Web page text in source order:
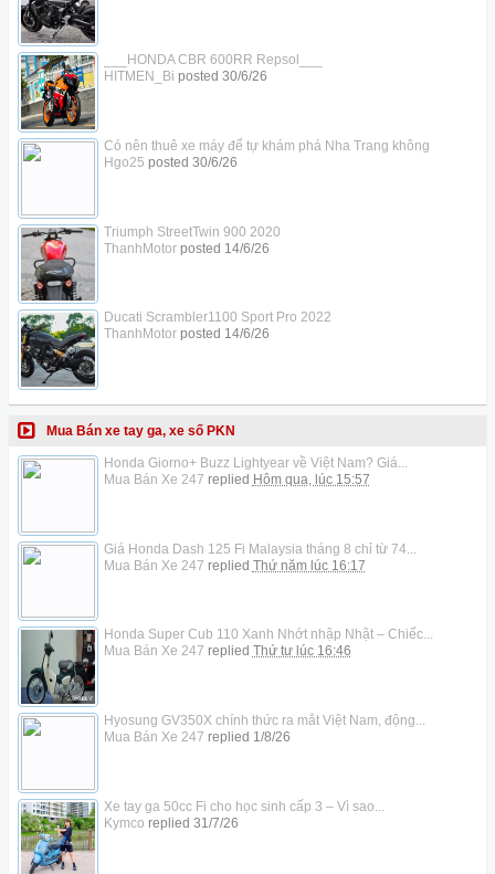
___HONDA CBR 600RR Repsol___
HITMEN_Bi posted 30/6/26
Có nên thuê xe máy để tự khám phá Nha Trang không
Hgo25 posted 30/6/26
Triumph StreetTwin 900 2020
ThanhMotorposted 14/6/26
Ducati Scrambler1100 Sport Pro 2022
ThanhMotorposted 14/6/26
Mua Bán xe tay ga, xe số PKN
Honda Giorno+ Buzz Lightyear về Việt Nam? Giá...
Mua Bán Xe 247 replied Hôm qua, lúc 15:57
Giá Honda Dash 125 Fi Malaysia tháng 8 chỉ từ 74...
Mua Bán Xe 247 replied Thứ năm lúc 16:17
Honda Super Cub 110 Xanh Nhớt nhập Nhật – Chiếc...
Mua Bán Xe 247 replied Thứ tư lúc 16:46
Hyosung GV350X chính thức ra mắt Việt Nam, động...
Mua Bán Xe 247 replied 1/8/26
Xe tay ga 50cc Fi cho học sinh cấp 3 – Vì sao...
Kymco replied 31/7/26